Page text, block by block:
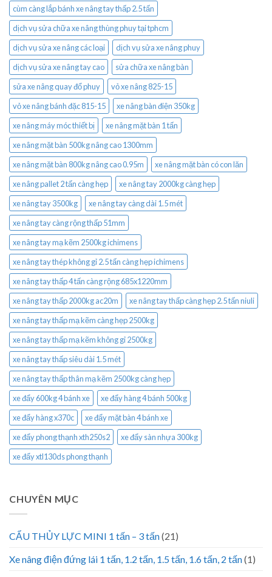
cùm càng lắp bánh xe nâng tay thấp 2.5 tấn
dịch vụ sửa chữa xe nâng thùng phuy tại tphcm
dịch vụ sửa xe nâng các loại
dịch vụ sửa xe nâng phuy
dịch vụ sửa xe nâng tay cao
sửa chữa xe nâng bàn
sửa xe nâng quay đổ phuy
vỏ xe nâng 825-15
vỏ xe nâng bánh đặc 815-15
xe nâng bàn điện 350kg
xe nâng máy móc thiết bị
xe nâng mặt bàn 1 tấn
xe nâng mặt bàn 500kg nâng cao 1300mm
xe nâng mặt bàn 800kg nâng cao 0.95m
xe nâng mặt bàn có con lăn
xe nâng pallet 2 tấn càng hẹp
xe nâng tay 2000kg càng hẹp
xe nâng tay 3500kg
xe nâng tay càng dài 1.5 mét
xe nâng tay càng rộng thấp 51mm
xe nâng tay mạ kẽm 2500kg ichimens
xe nâng tay thép không gỉ 2.5 tấn càng hẹp ichimens
xe nâng tay thấp 4 tấn càng rộng 685x1220mm
xe nâng tay thấp 2000kg ac20m
xe nâng tay thấp càng hẹp 2.5 tấn niuli
xe nâng tay thấp mạ kẽm càng hẹp 2500kg
xe nâng tay thấp mạ kẽm không gỉ 2500kg
xe nâng tay thấp siêu dài 1.5 mét
xe nâng tay thấp thân mạ kẽm 2500kg càng hẹp
xe đẩy 600kg 4 bánh xe
xe đẩy hàng 4 bánh 500kg
xe đẩy hàng x370c
xe đẩy mặt bàn 4 bánh xe
xe đẩy phong thạnh xth250s2
xe đẩy sàn nhựa 300kg
xe đẩy xtl130ds phong thạnh
CHUYÊN MỤC
CẨU THỦY LỰC MINI 1 tấn – 3 tấn(21)
Xe nâng điện đứng lái 1 tấn, 1.2 tấn, 1.5 tấn, 1.6 tấn, 2 tấn(1)